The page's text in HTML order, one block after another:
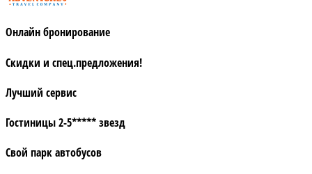
Онлайн бронирование
Скидки и спец.предложения!
Лучший сервис
Гостиницы 2-5***** звезд
Свой парк автобусов